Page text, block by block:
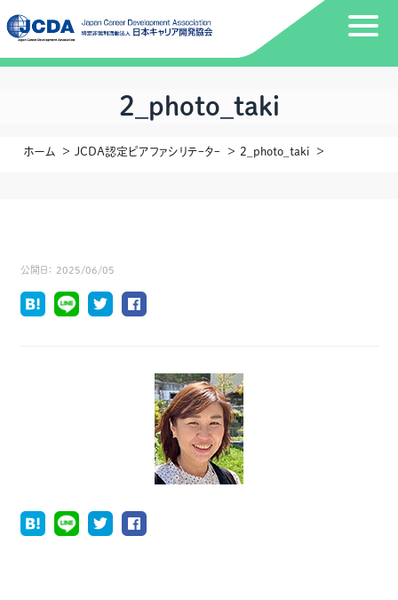
2_photo_taki
ホーム JCDA認定ピアファシリテｰタｰ 2_photo_taki
公開日： 2025/06/05